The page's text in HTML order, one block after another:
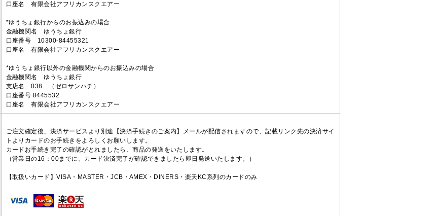
口座名 有限会社アフリカンスクエアー
*ゆうちょ銀行からのお振込みの場合
金融機関名 ゆうちょ銀行
口座番号 10300-84455321
口座名 有限会社アフリカンスクエアー
*ゆうちょ銀行以外の金融機関からのお振込みの場合
金融機関名 ゆうちょ銀行
支店名 038 （ゼロサンハチ）
口座番号 8445532
口座名 有限会社アフリカンスクエアー
ご注文確定後、決済サービスより別途【決済手続きのご案内】メールが配信されますので、記載リンク先の決済サイ
トよりカードのお手続きをよろしくお願いします。
カードお手続き完了の確認がとれましたら、商品の発送をいたします。
（営業日の16：00までに、カード決済完了が確認できましたら即日発送いたします。）
【取扱いカード】VISA・MASTER・JCB・AMEX・DINERS・楽天KC系列のカードのみ